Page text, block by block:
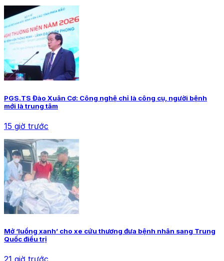
PGS.TS Đào Xuân Cơ: Công nghệ chỉ là công cụ, người bệnh
mới là trung tâm
15 giờ trước
Mở ‘luồng xanh’ cho xe cứu thương đưa bệnh nhân sang Trung
Quốc điều trị